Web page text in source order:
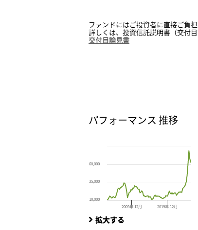
ファンドにはご投資者に直接ご負
詳しくは、投資信託説明書（交付
交付目論見書
パフォーマンス 推移
The chart has 1 X axis displaying
The chart has 1 Y axis displaying
2009年 12月 2019年 12月
10,000
35,000
60,000
拡大する